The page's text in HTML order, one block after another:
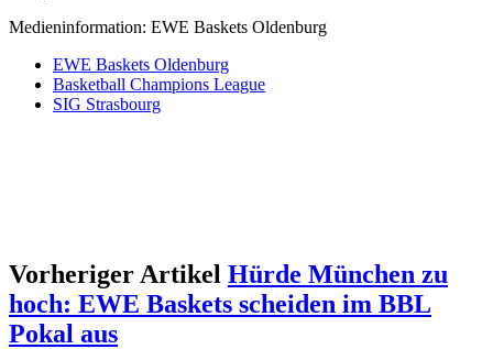
Medieninformation: EWE Baskets Oldenburg
EWE Baskets Oldenburg
Basketball Champions League
SIG Strasbourg
Vorheriger Artikel Hürde München zu
hoch: EWE Baskets scheiden im BBL
Pokal aus